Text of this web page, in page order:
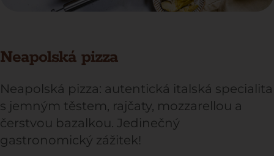
Neapolská pizza
Neapolská pizza: autentická italská specialita
s jemným těstem, rajčaty, mozzarellou a
čerstvou bazalkou. Jedinečný
gastronomický zážitek!